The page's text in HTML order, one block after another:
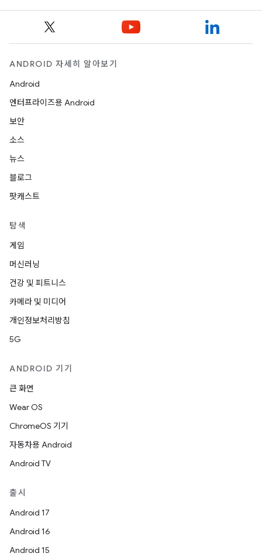
ANDROID 자세히 알아보기
Android
엔터프라이즈용 Android
보안
소스
뉴스
블로그
팟캐스트
탐색
게임
머신러닝
건강 및 피트니스
카메라 및 미디어
개인정보처리방침
5G
ANDROID 기기
큰 화면
Wear OS
ChromeOS 기기
자동차용 Android
Android TV
출시
Android 17
Android 16
Android 15